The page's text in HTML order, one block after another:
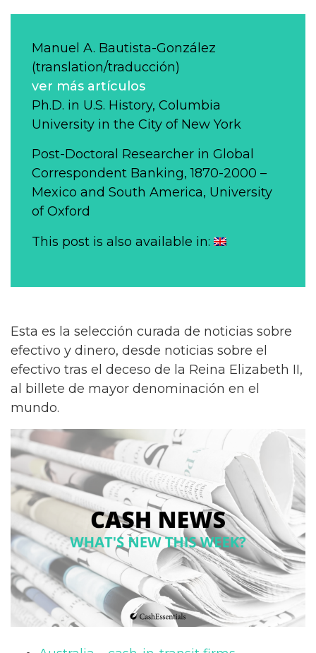
Manuel A. Bautista-González
(translation/traducción)
ver más artículos
Ph.D. in U.S. History, Columbia
University in the City of New York
Post-Doctoral Researcher in Global
Correspondent Banking, 1870-2000 –
Mexico and South America, University
of Oxford
This post is also available in:
Esta es la selección curada de noticias sobre
efectivo y dinero, desde noticias sobre el
efectivo tras el deceso de la Reina Elizabeth II,
al billete de mayor denominación en el
mundo.